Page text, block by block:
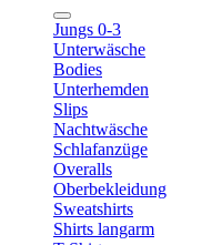
Jungs 0-3
Unterwäsche
Bodies
Unterhemden
Slips
Nachtwäsche
Schlafanzüge
Overalls
Oberbekleidung
Sweatshirts
Shirts langarm